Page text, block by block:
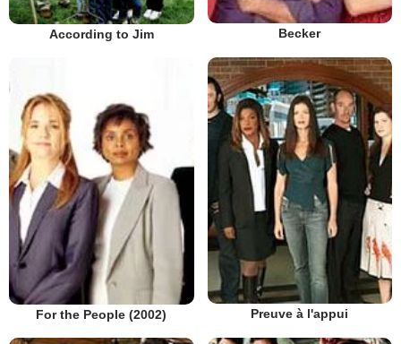
According to Jim Becker
For the People (2002) Preuve à l'appui